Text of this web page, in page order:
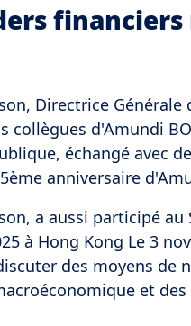
Directrice
collègues d'Amundi
échangé avec
anniversaire
a aussi participé
à Hong Kong Le 3
des moyens de
et